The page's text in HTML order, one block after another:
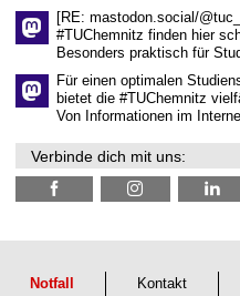
[RE: mastodon.social/
#TUChemnitz finden hier
Besonders praktisch für
Für einen optimalen
bietet die #TUChemnitz
Von Informationen im
Verbinde dich mit uns:
Notfall Kontakt